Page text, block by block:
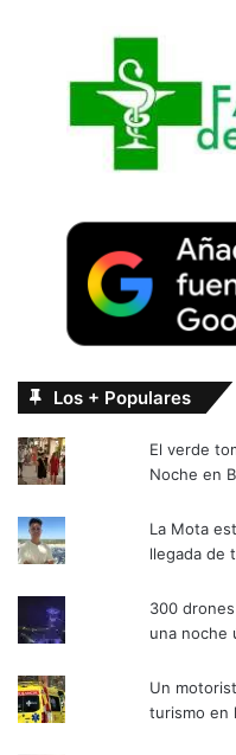
Los + Populares
El verde
Noche en
La Mota
llegada de
300
una noche
Un
turismo en